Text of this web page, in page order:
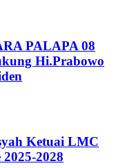
PALAPA 08
Hi.Prabowo
Ketuai LMC
2028